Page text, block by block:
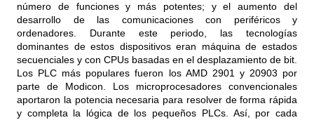
número de funciones y más potentes; y el aumento del
desarrollo de las comunicaciones con periféricos y
ordenadores. Durante este periodo, las tecnologías
dominantes de estos dispositivos eran máquina de estados
secuenciales y con CPUs basadas en el desplazamiento de bit.
Los PLC más populares fueron los AMD 2901 y 20903 por
parte de Modicon. Los microprocesadores convencionales
aportaron la potencia necesaria para resolver de forma rápida
y completa la lógica de los pequeños PLCs. Así, por cada